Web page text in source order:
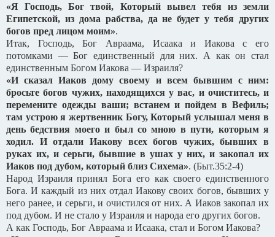
«Я Господь, Бог твой, Который вывел тебя из земли
Египетской, из дома рабства, да не будет у тебя других
богов пред лицом моим».
Итак, Господь, Бог Авраама, Исаака и Иакова с его
потомками — Бог единственный для них. А как он стал
единственным Богом Иакова — Израиля?
«И сказал Иаков дому своему и всем бывшим с ним:
бросьте богов чужих, находящихся у вас, и очиститесь, и
перемените одежды ваши; встанем и пойдем в Вефиль;
там устрою я жертвенник Богу, Который услышал меня в
день бедствия моего и был со мною в пути, которым я
ходил. И отдали Иакову всех богов чужих, бывших в
руках их, и серьги, бывшие в ушах у них, и закопал их
Иаков под дубом, который близ Сихема». (Быт.35:2-4)
Народ Израиля принял Бога его как своего единственного
Бога. И каждый из них отдал Иакову своих богов, бывших у
него ранее, и серьги, и очистился от них. А Иаков закопал их
под дубом. И не стало у Израиля и народа его других богов.
А как Господь, Бог Авраама и Исаака, стал и Богом Иакова?